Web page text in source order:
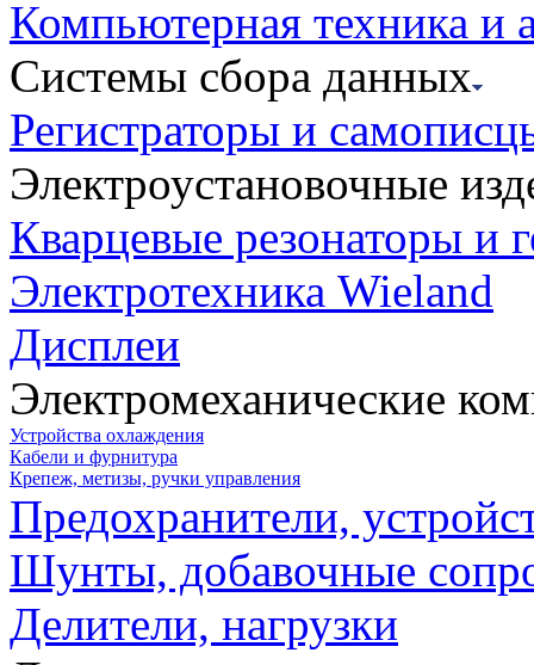
Компьютерная техника и
Системы сбора данных
Регистраторы и
Электроустановочные
Кварцевые резонаторы и
Электротехника Wieland
Дисплеи
Электромеханические
Устройства охлаждения
Кабели и фурнитура
Крепеж, метизы, ручки управления
Предохранители,
Шунты, добавочные
Делители, нагрузки